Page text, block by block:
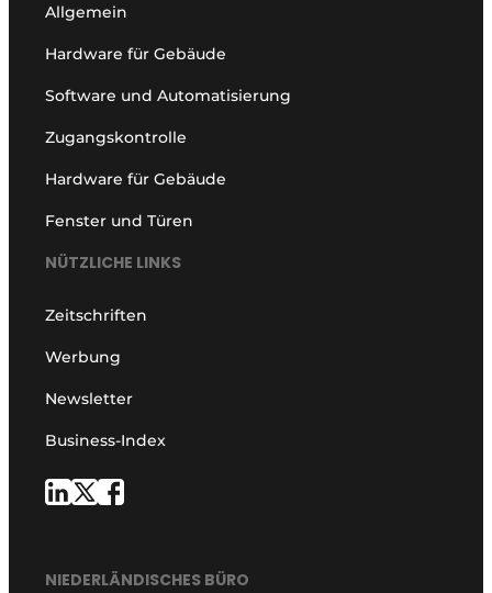
Allgemein
Hardware für Gebäude
Software und Automatisierung
Zugangskontrolle
Hardware für Gebäude
Fenster und Türen
NÜTZLICHE LINKS
Zeitschriften
Werbung
Newsletter
Business-Index
NIEDERLÄNDISCHES BÜRO